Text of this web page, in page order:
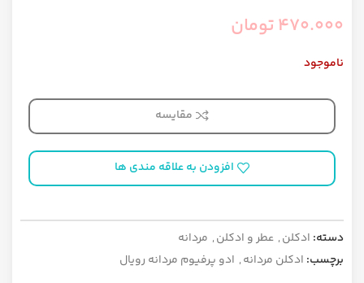
470.000تومان
ناموجود
مقایسه
افزودن به علاقه مندی ها
دسته: ادکلن, عطر و ادکلن, مردانه
برچسب: ادکلن مردانه, ادو پرفیوم مردانه رویال